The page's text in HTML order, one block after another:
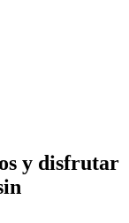
y disfrutar